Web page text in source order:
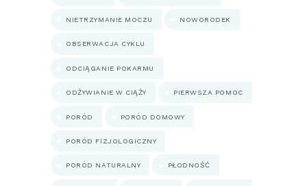
NIETRZYMANIE MOCZU NOWORODEK
OBSERWACJA CYKLU
ODCIĄGANIE POKARMU
ODŻYWIANIE W CIĄŻY PIERWSZA POMOC
PORÓD PORÓD DOMOWY
PORÓD FIZJOLOGICZNY
PORÓD NATURALNY PŁODNOŚĆ